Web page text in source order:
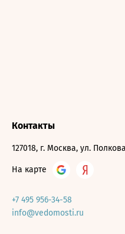
Контакты
127018, г. Москва, ул.
На карте
+7 495 956-34-58
info@vedomosti.ru